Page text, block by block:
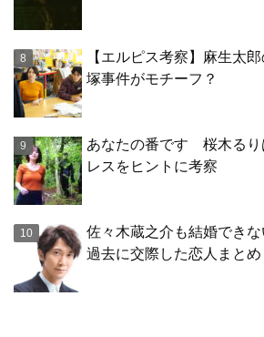
【エルピス考察】麻生太
塚事件がモチーフ？
あなたの番です 桜木るり
レスをヒントに考察
佐々木蔵之介も結婚でき
過去に交際した恋人まとめ